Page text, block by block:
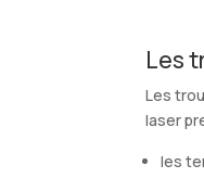
Les
Les
laser
les